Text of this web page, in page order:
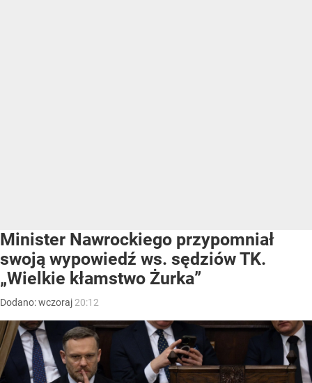
Minister Nawrockiego przypomniał
swoją wypowiedź ws. sędziów TK.
„Wielkie kłamstwo Żurka”
Dodano:wczoraj 20:12